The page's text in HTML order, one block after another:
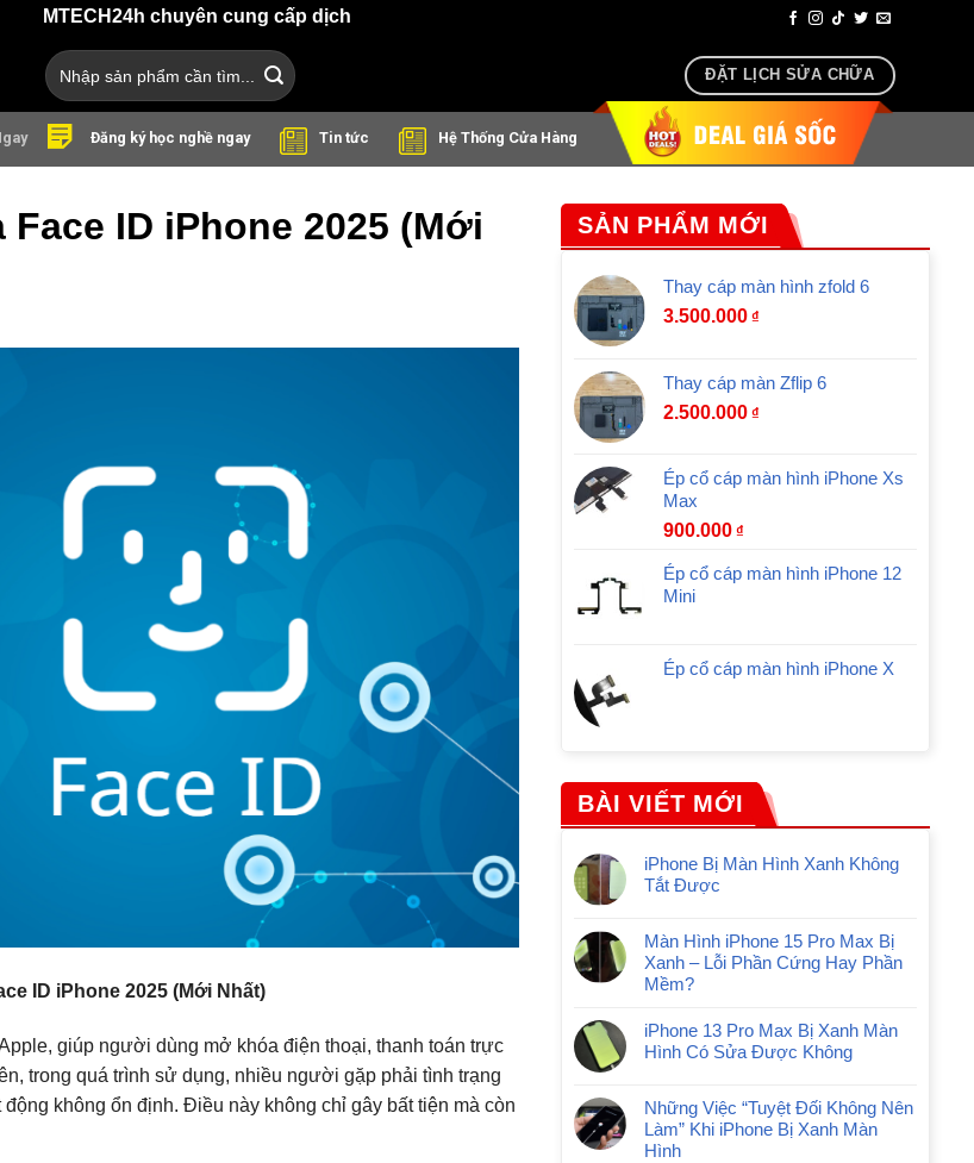
chuyên cung cấp dịch vụ sửa chữa điện thoại, airpods lấy ngay sau 30 phút
Search
for:
ĐẶT LỊCH SỬA CHỮA
Đăng ký học nghề ngay Tin tức Hệ Thống Cửa Hàng
ID iPhone 2025 (Mới
ID iPhone 2025 (Mới Nhất)
giúp người dùng mở khóa điện thoại, thanh toán trực
trong quá trình sử dụng, nhiều người gặp phải tình trạng
không ổn định. Điều này không chỉ gây bất tiện mà còn
SẢN PHẨM MỚI
Thay cáp màn hình zfold 6
3.500.000 ₫
Thay cáp màn Zflip 6
2.500.000 ₫
Ép cổ cáp màn hình iPhone Xs
Max
900.000 ₫
Ép cổ cáp màn hình iPhone 12
Mini
Ép cổ cáp màn hình iPhone X
BÀI VIẾT MỚI
iPhone Bị Màn Hình Xanh Không
Tắt Được
Màn Hình iPhone 15 Pro Max Bị
Xanh – Lỗi Phần Cứng Hay Phần
Mềm?
iPhone 13 Pro Max Bị Xanh Màn
Hình Có Sửa Được Không
Những Việc “Tuyệt Đối Không Nên
Làm” Khi iPhone Bị Xanh Màn
Hình